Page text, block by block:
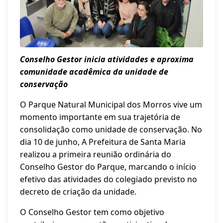
Conselho Gestor inicia atividades e aproxima
comunidade acadêmica da unidade de
conservação
O Parque Natural Municipal dos Morros vive um
momento importante em sua trajetória de
consolidação como unidade de conservação. No
dia 10 de junho, A Prefeitura de Santa Maria
realizou a primeira reunião ordinária do
Conselho Gestor do Parque, marcando o início
efetivo das atividades do colegiado previsto no
decreto de criação da unidade.
O Conselho Gestor tem como objetivo